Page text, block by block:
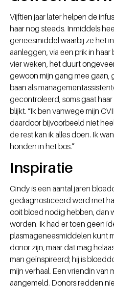
Vijftien jaar later helpen de
haar nog steeds. Inmiddels
geneesmiddel waarbij ze het
aanleggen, via een prik in
vier weken, het duurt
gewoon mijn gang mee gaan,
baan als
gecontroleerd, soms gaat
blijkt. “Ik ben vanwege mijn
daardoor bijvoorbeeld niet
de rest kan ik alles doen. Ik
honden in het bos.”
Inspiratie
Cindy is een aantal jaren
gediagnosticeerd werd met
ooit bloed nodig hebben, dan
worden. Ik had er toen geen
plasmageneesmiddelen kunt
donor zijn, maar dat mag
man geïnspireerd; hij is
mijn verhaal. Een vriendin van
aangemeld. Donors redden